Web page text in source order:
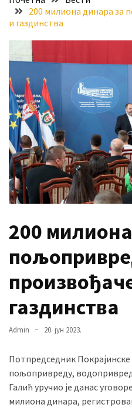
Хидросистема
Дунав–
Тиса–
Дунав
Пријава
ваучере
Расписан
конкурс
стицање
права
коришћења
„Најбоље
Војводине“
MOST
USED
CATEGORIES
Вести
200 милиона динара за
и газдинства
200
газдинства
Admin 20. јун 2023.
Потпредседник Покрајинске
пољопривреду,
Галић уручио је данас
милиона динара,